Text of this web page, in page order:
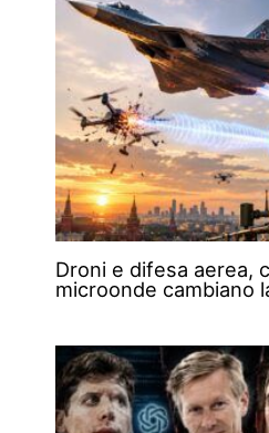
Droni e difesa aerea,
microonde cambiano